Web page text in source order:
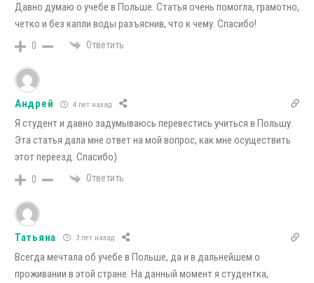
Давно думаю о учебе в Польше. Статья очень помогла, грамотно,
четко и без капли воды разъяснив, что к чему. Спасибо!
0 Ответить
Андрей 4 лет назад
Я студент и давно задумываюсь перевестись учиться в Польшу.
Эта статья дала мне ответ на мой вопрос, как мне осуществить
этот переезд. Спасибо)
0 Ответить
Татьяна 3 лет назад
Всегда мечтала об учебе в Польше, да и в дальнейшем о
проживании в этой стране. На данный момент я студентка,